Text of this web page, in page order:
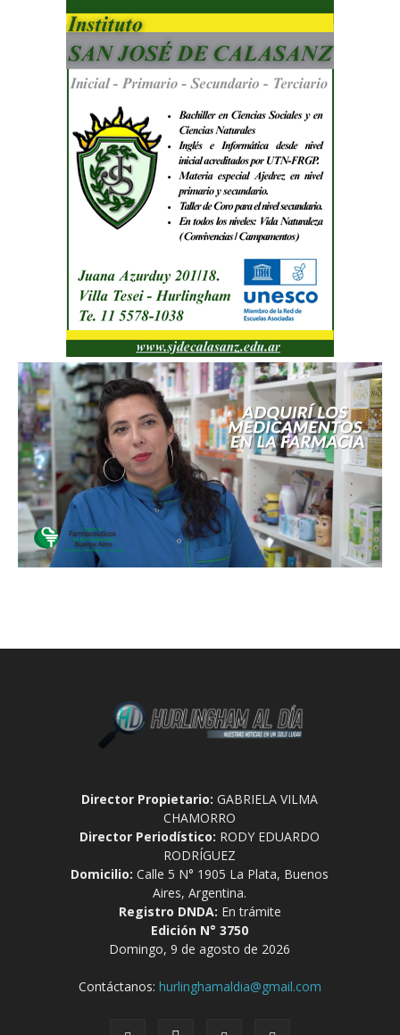
Director Propietario: GABRIELA VILMA
CHAMORRO
Director Periodístico: RODY EDUARDO
RODRÍGUEZ
Domicilio: Calle 5 N° 1905 La Plata, Buenos
Aires, Argentina.
Registro DNDA: En trámite
Edición N° 3750
Domingo, 9 de agosto de 2026
Contáctanos: hurlinghamaldia@gmail.com